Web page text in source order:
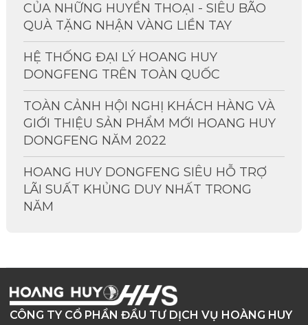
CỦA NHỮNG HUYỀN THOẠI - SIÊU BÃO
QUÀ TẶNG NHẬN VÀNG LIỀN TAY
HỆ THỐNG ĐẠI LÝ HOANG HUY
DONGFENG TRÊN TOÀN QUỐC
TOÀN CẢNH HỘI NGHỊ KHÁCH HÀNG VÀ
GIỚI THIỆU SẢN PHẨM MỚI HOANG HUY
DONGFENG NĂM 2022
HOANG HUY DONGFENG SIÊU HỖ TRỢ
LÃI SUẤT KHỦNG DUY NHẤT TRONG
NĂM
CÔNG TY CỔ PHẦN ĐẦU TƯ DỊCH VỤ HOÀNG HUY